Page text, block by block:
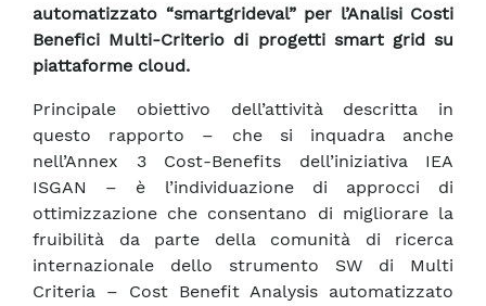
automatizzato “smartgrideval” per l’Analisi Costi
Benefici Multi-Criterio di progetti smart grid su
piattaforme cloud.
Principale obiettivo dell’attività descritta in
questo rapporto – che si inquadra anche
nell’Annex 3 Cost-Benefits dell’iniziativa IEA
ISGAN – è l’individuazione di approcci di
ottimizzazione che consentano di migliorare la
fruibilità da parte della comunità di ricerca
internazionale dello strumento SW di Multi
Criteria – Cost Benefit Analysis automatizzato